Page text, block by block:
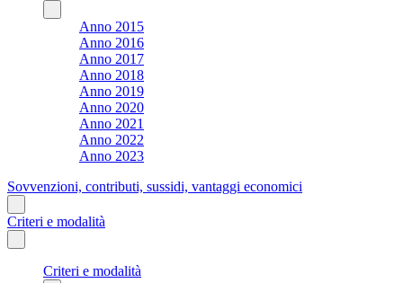
Anno 2015
Anno 2016
Anno 2017
Anno 2018
Anno 2019
Anno 2020
Anno 2021
Anno 2022
Anno 2023
Sovvenzioni, contributi, sussidi, vantaggi economici
Criteri e modalità
Criteri e modalità